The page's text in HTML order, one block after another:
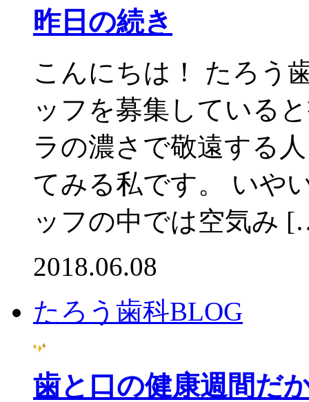
昨日の続き
こんにちは！ たろう
ッフを募集している
ラの濃さで敬遠する
てみる私です。 いや
ッフの中では空気み
2018.06.08
たろう歯科BLOG
歯と口の健康週間だ